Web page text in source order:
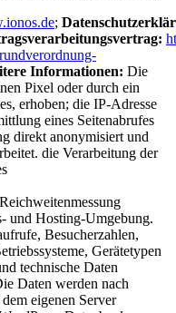
;
Informationen: Die
Pixel oder durch ein
erhoben; die IP-Adresse
eines Seitenabrufes
direkt anonymisiert und
die Verarbeitung der
und Hosting-Umgebung.
Besucherzahlen,
Gerätetypen
technische Daten
Daten werden nach
eigenen Server